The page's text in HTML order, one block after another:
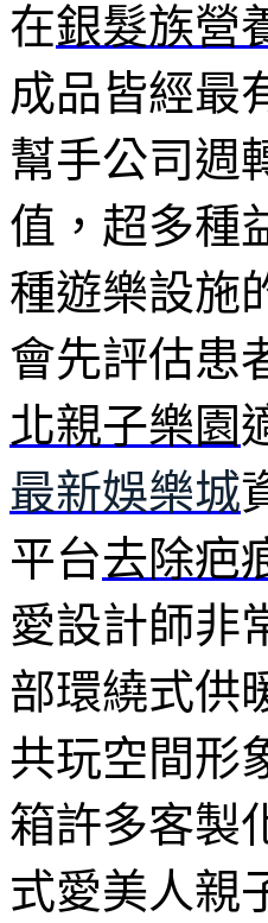
在銀髮族營
成品皆經最
幫手公司週
值，超多種
種遊樂設施
會先評估患
北親子樂園
最新娛樂城
平台去除疤
愛設計師非
部環繞式供
共玩空間形
箱許多客製
式愛美人親